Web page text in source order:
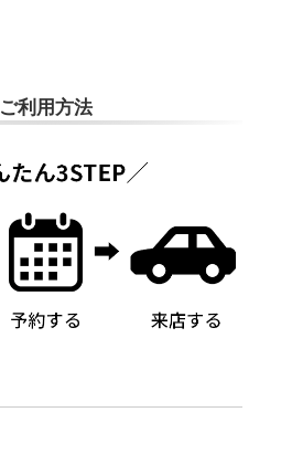
ご利用方法